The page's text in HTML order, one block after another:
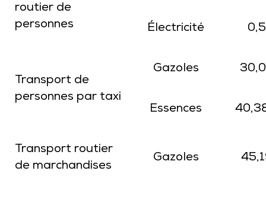
routier de
personnes
Électricité 0,5
Transport de
personnes par taxi
Gazoles
Essences
Transport routier
de marchandises
Gazoles